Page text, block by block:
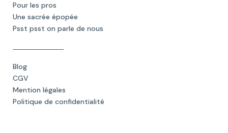
Pour les pros
Une sacrée épopée
Psst psst on parle de nous
Blog
CGV
Mention légales
Politique de confidentialité